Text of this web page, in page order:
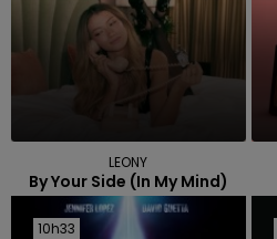
LEONY
By Your Side (in My Mind)
10h33
10h33